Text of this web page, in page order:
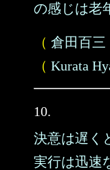
の感じは老
（ 倉田百三
（ Kurata
10.
決意は遅く
実行は迅速